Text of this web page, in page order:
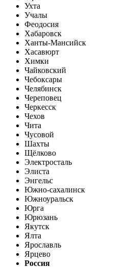
Ухта
Учалы
Феодосия
Хабаровск
Ханты-Мансийск
Хасавюрт
Химки
Чайковский
Чебоксары
Челябинск
Череповец
Черкесск
Чехов
Чита
Чусовой
Шахты
Щёлково
Электросталь
Элиста
Энгельс
Южно-сахалинск
Южноуральск
Юрга
Юрюзань
Якутск
Ялта
Ярославль
Ярцево
Россия